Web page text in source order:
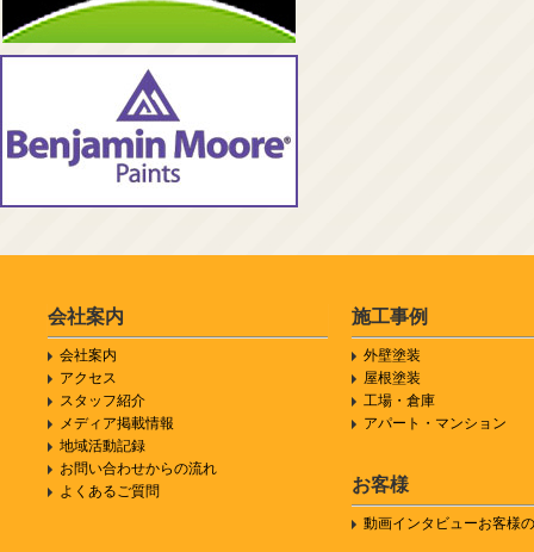
会社案内
会社案内
アクセス
スタッフ紹介
メディア掲載情報
地域活動記録
お問い合わせからの流れ
よくあるご質問
施工事例
外壁塗装
屋根塗装
工場・倉庫
アパート・マンション
お客様
動画インタビューお客様